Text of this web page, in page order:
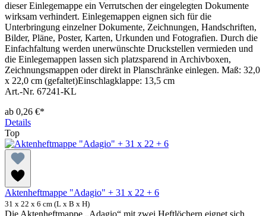
dieser Einlegemappe ein Verrutschen der eingelegten Dokumente
wirksam verhindert. Einlegemappen eignen sich für die
Unterbringung einzelner Dokumente, Zeichnungen, Handschriften,
Bilder, Pläne, Poster, Karten, Urkunden und Fotografien. Durch die
Einfachfaltung werden unerwünschte Druckstellen vermieden und
die Einlegemappen lassen sich platzsparend in Archivboxen,
Zeichnungsmappen oder direkt in Planschränke einlegen. Maß: 32,0
x 22,0 cm (gefaltet)Einschlagklappe: 13,5 cm
Art.-Nr. 67241-KL
ab 0,26 €*
Details
Top
Aktenheftmappe "Adagio" + 31 x 22 + 6
31 x 22 x 6 cm (L x B x H)
Die Aktenheftmappe „Adagio“ mit zwei Heftlöchern eignet sich